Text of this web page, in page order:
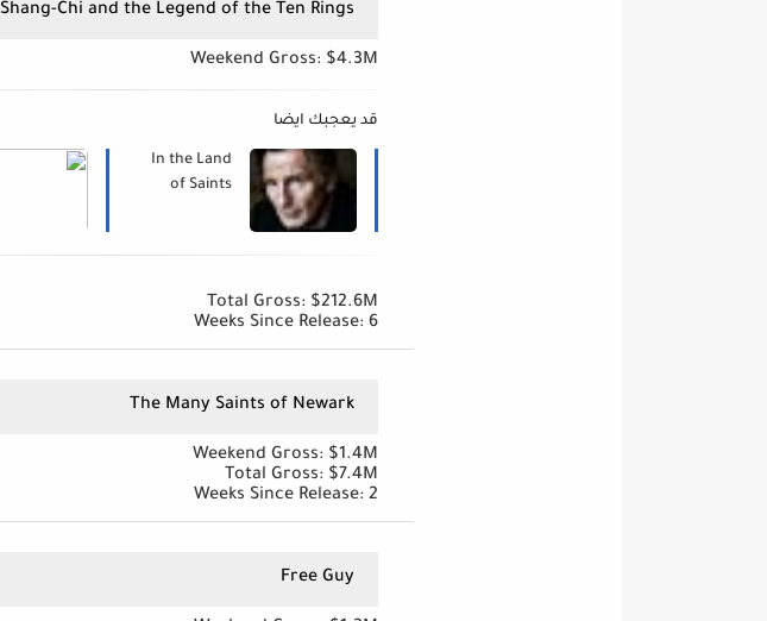
Shang-Chi and the Legend of the Ten Rings
Weekend Gross: $4.3M
قد يعجبك ايضا
In the Land
of Saints
(2023) -
تريلر فيلمTotal Gross: $212.6M
Weeks Since Release: 6
The Many Saints of Newark
Weekend Gross: $1.4M
Total Gross: $7.4M
Weeks Since Release: 2
Free Guy